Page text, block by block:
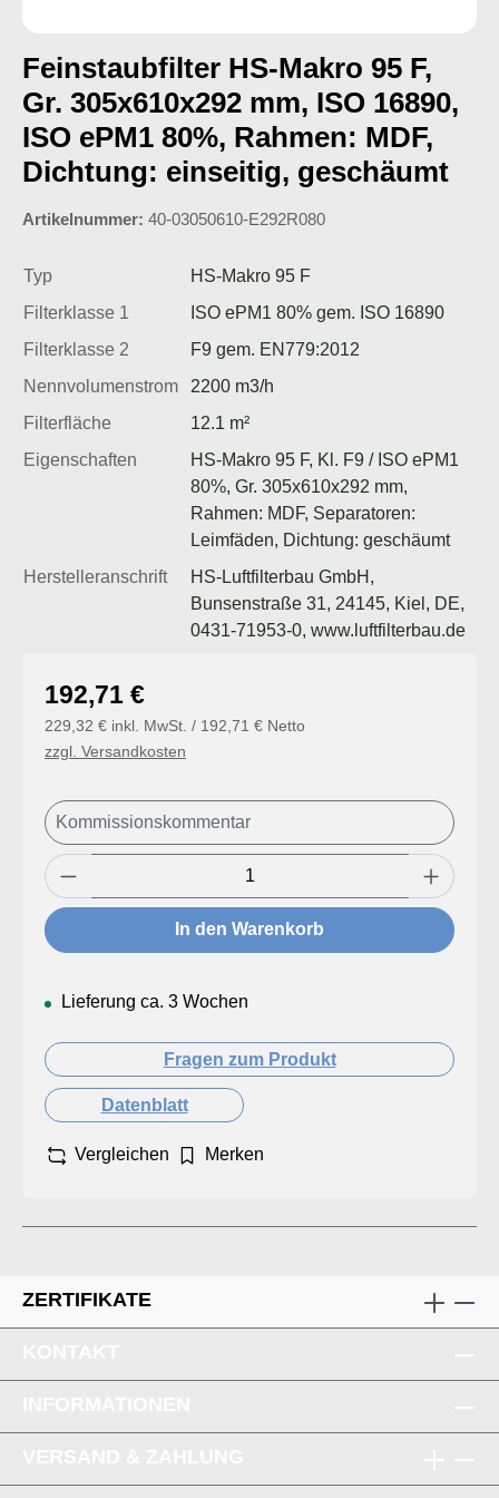
Feinstaubfilter HS-Makro 95 F,
Gr. 305x610x292 mm, ISO 16890,
ISO ePM1 80%, Rahmen: MDF,
Dichtung: einseitig, geschäumt
Artikelnummer: 40-03050610-E292R080
Typ
HS-Makro 95 F
Filterklasse 1
ISO ePM1 80% gem. ISO 16890
Filterklasse 2
F9 gem. EN779:2012
Nennvolumenstrom
2200 m3/h
Filterfläche
12.1 m²
Eigenschaften
HS-Makro 95 F, Kl. F9 / ISO ePM1
80%, Gr. 305x610x292 mm,
Rahmen: MDF, Separatoren:
Leimfäden, Dichtung: geschäumt
Herstelleranschrift
HS-Luftfilterbau GmbH,
Bunsenstraße 31, 24145, Kiel, DE,
0431-71953-0, www.luftfilterbau.de
Regulärer Preis:
192,71 €
229,32 € inkl. MwSt. / 192,71 € Netto
zzgl. Versandkosten
Produkt Anzahl: Gib den gewünschten
In den Warenkorb
Lieferung ca. 3 Wochen
Fragen zum Produkt
Datenblatt
Vergleichen Merken
ZERTIFIKATE